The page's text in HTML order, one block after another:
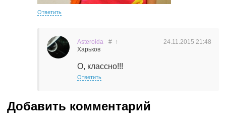
Ответить
Asteroida
Харьков
24.11.2015 21:48
# ↑
О, классно!!!
Ответить